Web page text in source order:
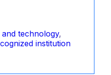
technology,
institution